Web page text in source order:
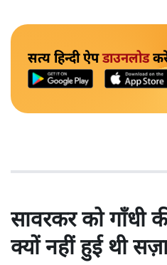
सत्य हिन्दी ऐपडाउनलोड
सावरकर को गाँधी
क्यों नहीं हुई थी